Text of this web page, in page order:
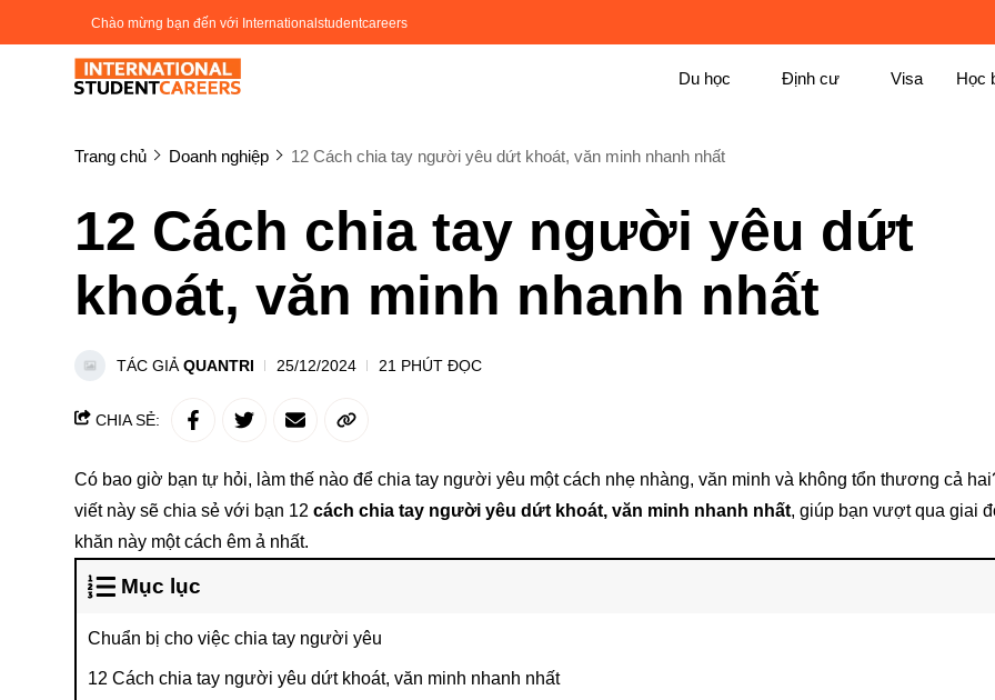
Chào mừng bạn đến với Internationalstudentcareers
Du học Định cư Visa Học
Trang chủ Doanh nghiệp 12 Cách chia tay người yêu dứt khoát, văn minh nhanh nhất
12 Cách chia tay người yêu dứt
khoát, văn minh nhanh nhất
TÁC GIẢ QUANTRI 25/12/2024 21 PHÚT ĐỌC
CHIA SẺ:
Có bao giờ bạn tự hỏi, làm thế nào để chia tay người yêu một cách nhẹ nhàng, văn minh và không tổn thương cả
viết này sẽ chia sẻ với bạn 12 cách chia tay người yêu dứt khoát, văn minh nhanh nhất, giúp bạn vượt qua giai
khăn này một cách êm ả nhất.
Mục lục
Chuẩn bị cho việc chia tay người yêu
12 Cách chia tay người yêu dứt khoát, văn minh nhanh nhất